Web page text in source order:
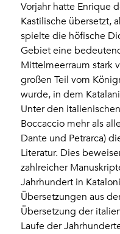
Vorjahr hatte Enrique
Kastilische übersetzt,
spielte die höfische
Gebiet eine
Mittelmeerraum stark
großen Teil vom
wurde, in dem
Unter den
Boccaccio mehr als
Dante und Petrarca)
Literatur. Dies
zahlreicher
Jahrhundert in
Übersetzungen aus
Übersetzung der
Laufe der